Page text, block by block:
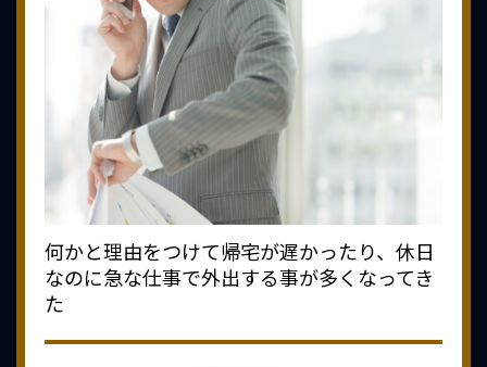
何かと理由をつけて帰宅が遅かったり、休日
なのに急な仕事で外出する事が多くなってき
た